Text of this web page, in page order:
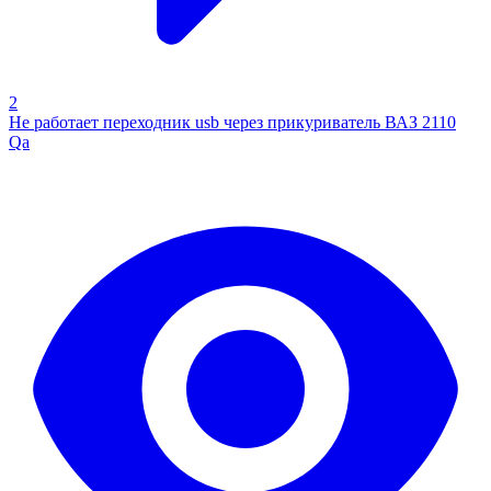
2
Не работает переходник usb через прикуриватель ВАЗ 2110
Qa